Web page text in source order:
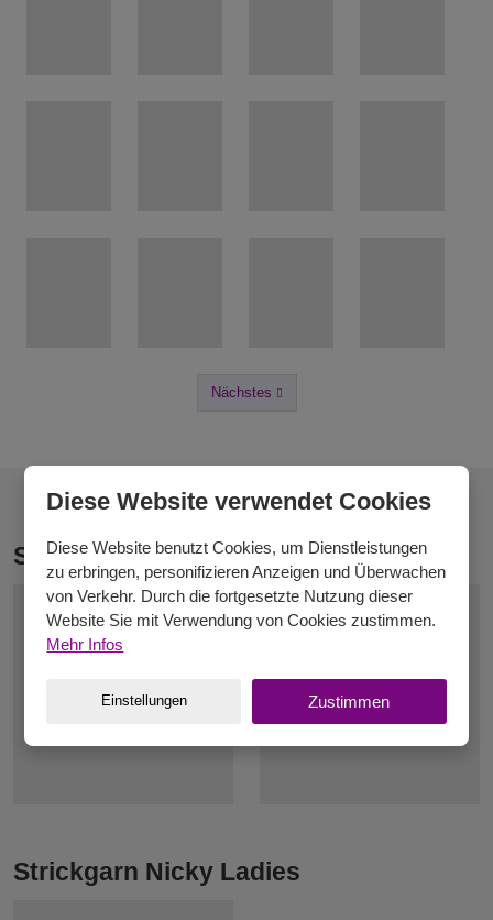
Nächstes
Strickgarn Melody
Strickgarn Nicky Ladies
Diese Website verwendet Cookies
Diese Website benutzt Cookies, um Dienstleistungen
zu erbringen, personifizieren Anzeigen und Überwachen
von Verkehr. Durch die fortgesetzte Nutzung dieser
Website Sie mit Verwendung von Cookies zustimmen.
Mehr Infos
Einstellungen Zustimmen